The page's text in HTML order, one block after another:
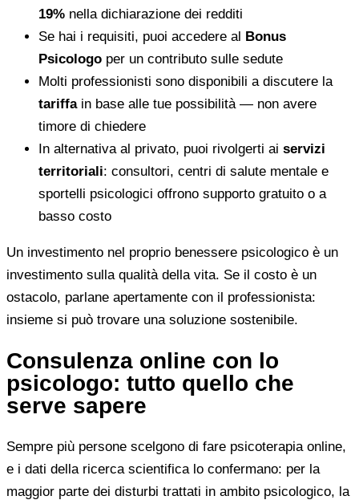
19% nella dichiarazione dei redditi
Se hai i requisiti, puoi accedere al Bonus
Psicologo per un contributo sulle sedute
Molti professionisti sono disponibili a discutere la
tariffain base alle tue possibilità — non avere
timore di chiedere
In alternativa al privato, puoi rivolgerti ai servizi
territoriali: consultori, centri di salute mentale e
sportelli psicologici offrono supporto gratuito o a
basso costo
Un investimento nel proprio benessere psicologico è un
investimento sulla qualità della vita. Se il costo è un
ostacolo, parlane apertamente con il professionista:
insieme si può trovare una soluzione sostenibile.
Consulenza online con lo
psicologo: tutto quello che
serve sapere
Sempre più persone scelgono di fare psicoterapia online,
e i dati della ricerca scientifica lo confermano: per la
maggior parte dei disturbi trattati in ambito psicologico, la